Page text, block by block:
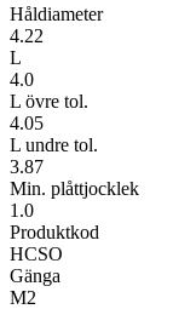
Håldiameter
4.22
L
4.0
L övre tol.
4.05
L undre tol.
3.87
Min. plåttjocklek
1.0
Produktkod
HCSO
Gänga
M2